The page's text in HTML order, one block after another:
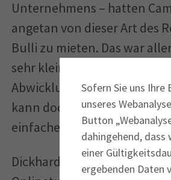
Sofern Sie uns
unseres
Button
dahingehend, dass
einer
ergebenden Daten
Unternehmens – hatten
angetan von dieser Art des
Bulli zu mieten. Das war
sehr kleine, und die waren
Abwicklung war kompliziert.
kann doch nicht sein“,
einfacher gehen.“
Dickhardt und seine